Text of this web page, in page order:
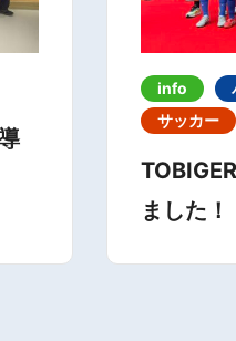
info
サッカー
ました！